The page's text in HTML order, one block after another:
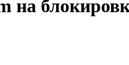
на